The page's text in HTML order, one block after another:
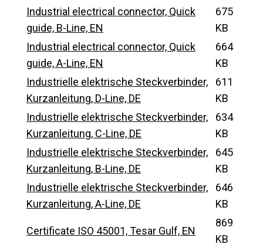
Industrial electrical connector, Quick
guide, B-Line, EN
675
KB
Industrial electrical connector, Quick
guide, A-Line, EN
664
KB
Industrielle elektrische Steckverbinder,
Kurzanleitung, D-Line, DE
611
KB
Industrielle elektrische Steckverbinder,
Kurzanleitung, C-Line, DE
634
KB
Industrielle elektrische Steckverbinder,
Kurzanleitung, B-Line, DE
645
KB
Industrielle elektrische Steckverbinder,
Kurzanleitung, A-Line, DE
646
KB
Certificate ISO 45001, Tesar Gulf, EN
869
KB